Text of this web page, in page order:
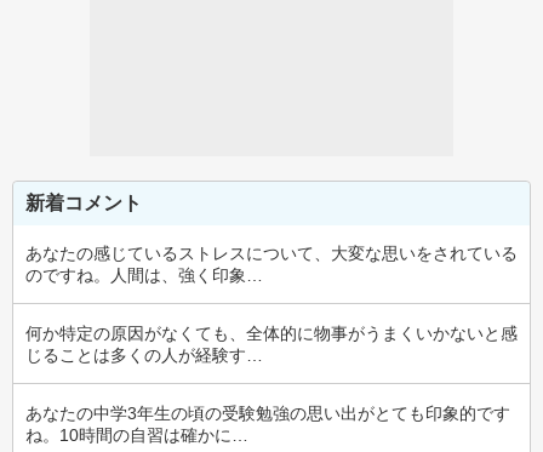
新着コメント
あなたの感じているストレスについて、大変な思いをされている
のですね。人間は、強く印象…
何か特定の原因がなくても、全体的に物事がうまくいかないと感
じることは多くの人が経験す…
あなたの中学3年生の頃の受験勉強の思い出がとても印象的です
ね。10時間の自習は確かに…